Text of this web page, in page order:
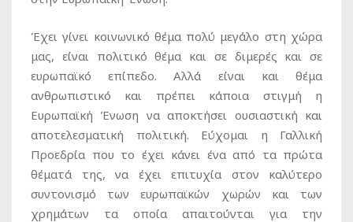
Έχει γίνει κοινωνικό θέμα πολύ μεγάλο στη χώρα
μας, είναι πολιτικό θέμα και σε διμερές και σε
ευρωπαϊκό επίπεδο. Αλλά είναι και θέμα
ανθρωπιστικό και πρέπει κάποια στιγμή η
Ευρωπαϊκή Ένωση να αποκτήσει ουσιαστική και
αποτελεσματική πολιτική. Εύχομαι η Γαλλική
Προεδρία που το έχει κάνει ένα από τα πρώτα
θέματά της, να έχει επιτυχία στον καλύτερο
συντονισμό των ευρωπαϊκών χωρών και των
χρημάτων τα οποία απαιτούνται για την